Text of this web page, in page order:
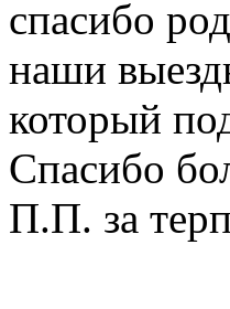
спасибо
наши
который
Спасибо
П.П. за